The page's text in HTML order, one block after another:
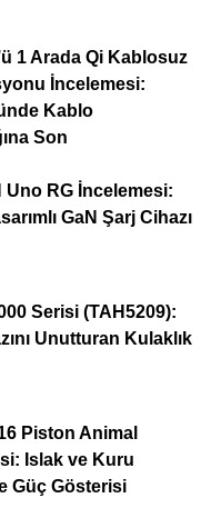
1 Arada Qi Kablosuz
İncelemesi:
Kablo
Son
Uno RG İncelemesi:
GaN Şarj Cihazı
Serisi (TAH5209):
Unutturan Kulaklık
Piston Animal
Islak ve Kuru
Güç Gösterisi